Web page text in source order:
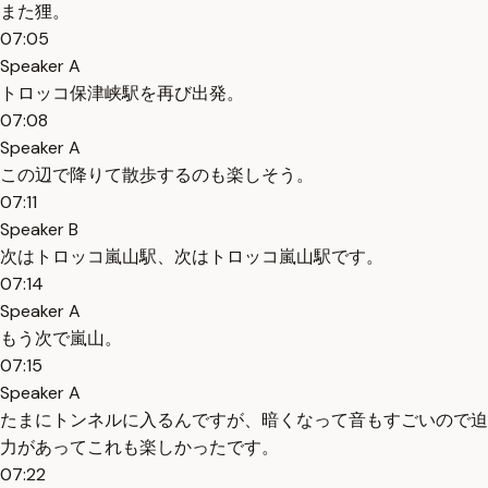
また狸。
07:05
Speaker A
トロッコ保津峡駅を再び出発。
07:08
Speaker A
この辺で降りて散歩するのも楽しそう。
07:11
Speaker B
次はトロッコ嵐山駅、次はトロッコ嵐山駅です。
07:14
Speaker A
もう次で嵐山。
07:15
Speaker A
たまにトンネルに入るんですが、暗くなって音もすごいので迫
力があってこれも楽しかったです。
07:22